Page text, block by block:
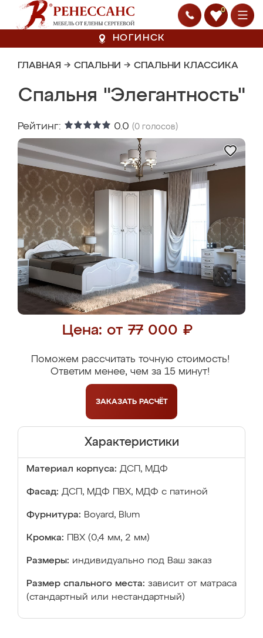
0
НОГИНСК
ГЛАВНАЯ → СПАЛЬНИ → СПАЛЬНИ КЛАССИКА
Спальня "Элегантность"
Рейтинг: 0.0 (0 голосов)
Цена: от 77 000 ₽
Поможем рассчитать точную стоимость!
Ответим менее, чем за 15 минут!
ЗАКАЗАТЬ РАСЧЁТ
Характеристики
Материал корпуса: ДСП, МДФ
Фасад: ДСП, МДФ ПВХ, МДФ с патиной
Фурнитура: Boyard, Blum
Кромка: ПВХ (0,4 мм, 2 мм)
Размеры: индивидуально под Ваш заказ
Размер спального места: зависит от матраса
(стандартный или нестандартный)